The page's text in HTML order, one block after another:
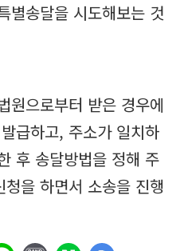
별송달을 시도해보는 것
원으로부터 받은 경우에
급하고, 주소가 일치하
후 송달방법을 정해 주
을 하면서 소송을 진행